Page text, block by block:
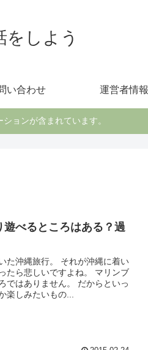
をしよう
い合わせ 運営者情報
ョンが含まれています。
べるところはある？過
た沖縄旅行。 それが沖縄に着い
たら悲しいですよね。 マリンブ
ではありません。 だからといっ
楽しみたいもの...